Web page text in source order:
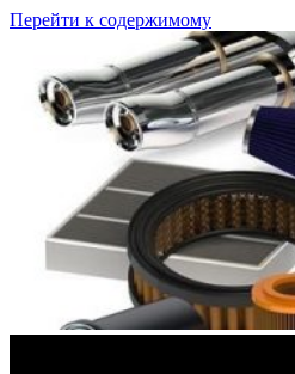
Перейти к содержимому